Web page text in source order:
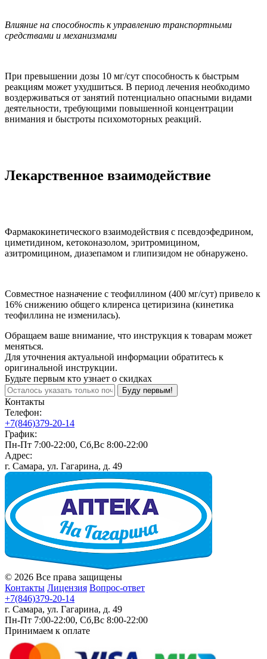
Влияние на способность к управлению транспортными
средствами и механизмами
При превышении дозы 10 мг/сут способность к быстрым
реакциям может ухудшиться. В период лечения необходимо
воздерживаться от занятий потенциально опасными видами
деятельности, требующими повышенной концентрации
внимания и быстроты психомоторных реакций.
Лекарственное взаимодействие
Фармакокинетического взаимодействия с псевдоэфедрином,
циметидином, кетоконазолом, эритромицином,
азитромицином, диазепамом и глипизидом не обнаружено.
Совместное назначение с теофиллином (400 мг/сут) привело к
16% снижению общего клиренса цетиризина (кинетика
теофиллина не изменилась).
Обращаем ваше внимание, что инструкция к товарам может
меняться.
Для уточнения актуальной информации обратитесь к
оригинальной инструкции.
Будьте первым кто узнает о скидках
Буду первым!
Контакты
Телефон:
+7(846)379-20-14
График:
Пн-Пт 7:00-22:00, Сб,Вс 8:00-22:00
Адрес:
г. Самара, ул. Гагарина, д. 49
© 2026 Все права защищены
Контакты Лицензия Вопрос-ответ
+7(846)379-20-14
г. Самара, ул. Гагарина, д. 49
Пн-Пт 7:00-22:00, Сб,Вс 8:00-22:00
Принимаем к оплате